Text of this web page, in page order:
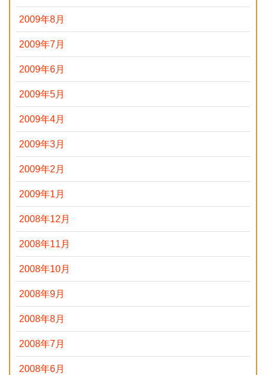
2009年8月
2009年7月
2009年6月
2009年5月
2009年4月
2009年3月
2009年2月
2009年1月
2008年12月
2008年11月
2008年10月
2008年9月
2008年8月
2008年7月
2008年6月